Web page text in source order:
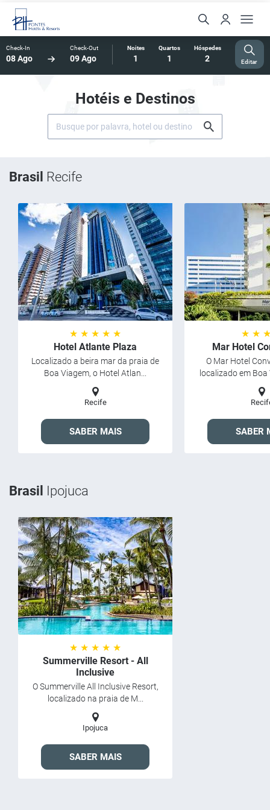
Check-In
08 Ago
Check-Out
09 Ago
Noites
1
Quartos
1
Hóspedes
2 Editar
Hotéis e Destinos
Brasil Recife
★ ★ ★ ★ ★
Hotel Atlante Plaza
Localizado a beira mar da praia de
Boa Viagem, o Hotel Atlan...
Recife
SABER MAIS
★ ★
Mar Hotel
O Mar Hotel
localizado em Boa
SABER
Brasil Ipojuca
★ ★ ★ ★ ★
Summerville Resort - All
Inclusive
O Summerville All Inclusive Resort,
localizado na praia de M...
Ipojuca
SABER MAIS